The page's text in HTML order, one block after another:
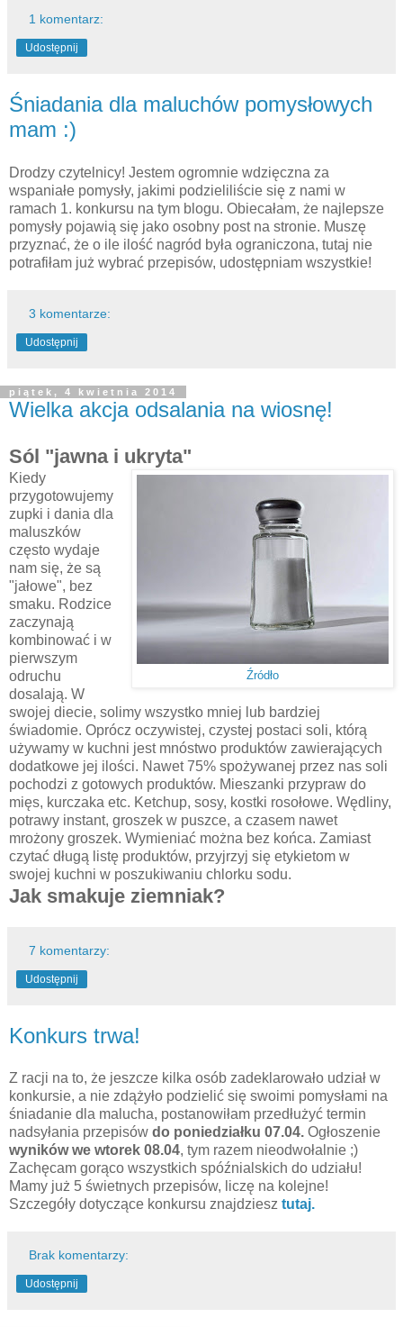
1 komentarz:
Udostępnij
Śniadania dla maluchów pomysłowych
mam :)
Drodzy czytelnicy! Jestem ogromnie wdzięczna za
wspaniałe pomysły, jakimi podzieliliście się z nami w
ramach 1. konkursu na tym blogu. Obiecałam, że najlepsze
pomysły pojawią się jako osobny post na stronie. Muszę
przyznać, że o ile ilość nagród była ograniczona, tutaj nie
potrafiłam już wybrać przepisów, udostępniam wszystkie!
3 komentarze:
Udostępnij
piątek, 4 kwietnia 2014
Wielka akcja odsalania na wiosnę!
Sól "jawna i ukryta"
Źródło
Kiedy
przygotowujemy
zupki i dania dla
maluszków
często wydaje
nam się, że są
"jałowe", bez
smaku. Rodzice
zaczynają
kombinować i w
pierwszym
odruchu
dosalają. W
swojej diecie, solimy wszystko mniej lub bardziej
świadomie. Oprócz oczywistej, czystej postaci soli, którą
używamy w kuchni jest mnóstwo produktów zawierających
dodatkowe jej ilości. Nawet 75% spożywanej przez nas soli
pochodzi z gotowych produktów. Mieszanki przypraw do
mięs, kurczaka etc. Ketchup, sosy, kostki rosołowe. Wędliny,
potrawy instant, groszek w puszce, a czasem nawet
mrożony groszek. Wymieniać można bez końca. Zamiast
czytać długą listę produktów, przyjrzyj się etykietom w
swojej kuchni w poszukiwaniu chlorku sodu.
Jak smakuje ziemniak?
7 komentarzy:
Udostępnij
Konkurs trwa!
Z racji na to, że jeszcze kilka osób zadeklarowało udział w
konkursie, a nie zdążyło podzielić się swoimi pomysłami na
śniadanie dla malucha, postanowiłam przedłużyć termin
nadsyłania przepisów do poniedziałku 07.04. Ogłoszenie
wyników we wtorek 08.04, tym razem nieodwołalnie ;)
Zachęcam gorąco wszystkich spóźnialskich do udziału!
Mamy już 5 świetnych przepisów, liczę na kolejne!
Szczegóły dotyczące konkursu znajdziesz tutaj.
Brak komentarzy:
Udostępnij